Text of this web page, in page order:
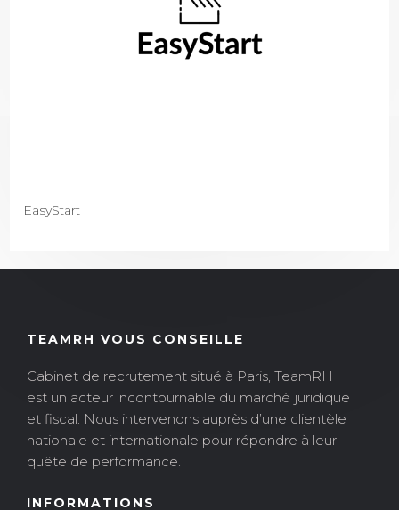
EasyStart
TEAMRH VOUS CONSEILLE
Cabinet de recrutement situé à Paris, TeamRH
est un acteur incontournable du marché juridique
et fiscal. Nous intervenons auprès d’une clientèle
nationale et internationale pour répondre à leur
quête de performance.
INFORMATIONS